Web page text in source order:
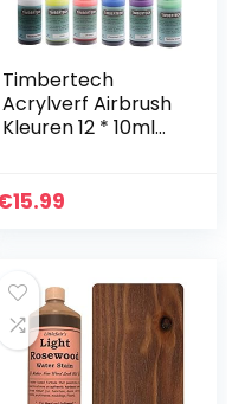
Timbertech
Acrylverf Airbrush
Kleuren 12 * 10ml
Set Airbrush
15.99